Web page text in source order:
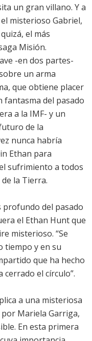
un gran villano. Y a
misterioso Gabriel,
el más
Misión.
-en dos partes-
un arma
que obtiene placer
fantasma del pasado
a la IMF- y un
de la
nunca habría
Ethan para
sufrimiento a todos
la Tierra.
profundo del pasado
el Ethan Hunt que
misterioso. “Se
tiempo y en su
que ha hecho
cerrado el círculo”.
a una misteriosa
Mariela Garriga,
En esta primera